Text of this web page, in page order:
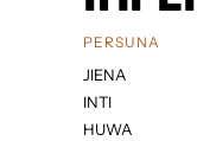
PERSUNA
JIENA
INTI
HUWA